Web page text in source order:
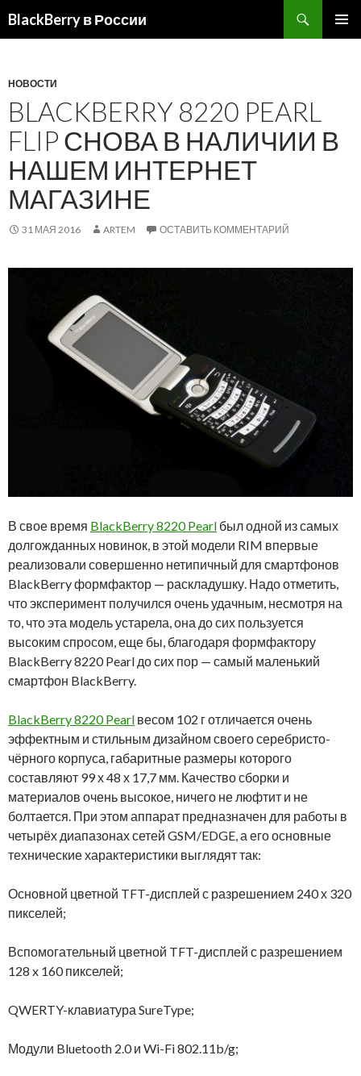
BlackBerry в России
НОВОСТИ
BLACKBERRY 8220 PEARL
FLIP СНОВА В НАЛИЧИИ В
НАШЕМ ИНТЕРНЕТ
МАГАЗИНЕ
31 МАЯ 2016 ARTEM ОСТАВИТЬ КОММЕНТАРИЙ
В свое время BlackBerry 8220 Pearl был одной из самых
долгожданных новинок, в этой модели RIM впервые
реализовали совершенно нетипичный для смартфонов
BlackBerry формфактор — раскладушку. Надо отметить,
что эксперимент получился очень удачным, несмотря на
то, что эта модель устарела, она до сих пользуется
высоким спросом, еще бы, благодаря формфактору
BlackBerry 8220 Pearl до сих пор — самый маленький
смартфон BlackBerry.
BlackBerry 8220 Pearl весом 102 г отличается очень
эффектным и стильным дизайном своего серебристо-
чёрного корпуса, габаритные размеры которого
составляют 99 х 48 х 17,7 мм. Качество сборки и
материалов очень высокое, ничего не люфтит и не
болтается. При этом аппарат предназначен для работы в
четырёх диапазонах сетей GSM/EDGE, а его основные
технические характеристики выглядят так:
Основной цветной TFT-дисплей с разрешением 240 х 320
пикселей;
Вспомогательный цветной TFT-дисплей с разрешением
128 x 160 пикселей;
QWERTY-клавиатура SureType;
Модули Bluetooth 2.0 и Wi-Fi 802.11b/g;